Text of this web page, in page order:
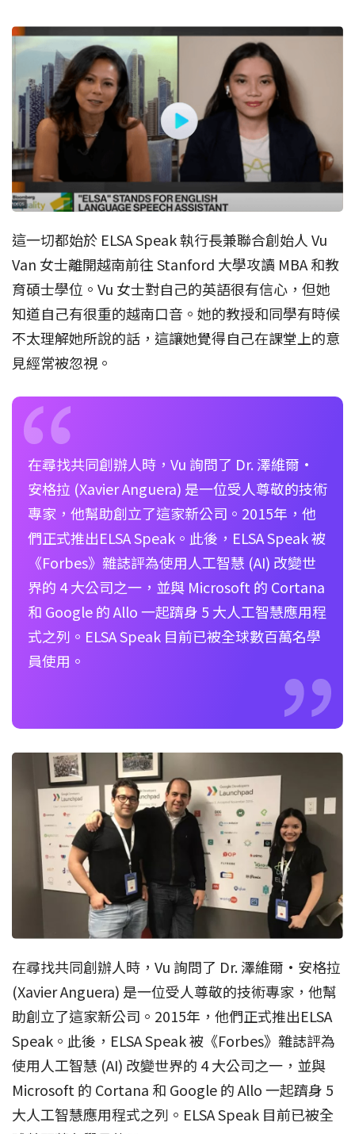
這一切都始於 ELSA Speak 執行長兼聯合創始人 Vu
Van 女士離開越南前往 Stanford 大學攻讀 MBA 和教
育碩士學位。Vu 女士對自己的英語很有信心，但她
知道自己有很重的越南口音。她的教授和同學有時候
不太理解她所說的話，這讓她覺得自己在課堂上的意
見經常被忽視。
在尋找共同創辦人時，Vu 詢問了 Dr. 澤維爾·
安格拉 (Xavier Anguera) 是一位受人尊敬的技術
專家，他幫助創立了這家新公司。2015年，他
們正式推出ELSA Speak。此後，ELSA Speak 被
《Forbes》雜誌評為使用人工智慧 (AI) 改變世
界的 4 大公司之一，並與 Microsoft 的 Cortana
和 Google 的 Allo 一起躋身 5 大人工智慧應用程
式之列。ELSA Speak 目前已被全球數百萬名學
員使用。
在尋找共同創辦人時，Vu 詢問了 Dr. 澤維爾·安格拉
(Xavier Anguera) 是一位受人尊敬的技術專家，他幫
助創立了這家新公司。2015年，他們正式推出ELSA
Speak。此後，ELSA Speak 被《Forbes》雜誌評為
使用人工智慧 (AI) 改變世界的 4 大公司之一，並與
Microsoft 的 Cortana 和 Google 的 Allo 一起躋身 5
大人工智慧應用程式之列。ELSA Speak 目前已被全